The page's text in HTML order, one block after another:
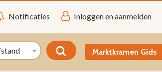
Notificaties Inloggen en aanmelden
Marktkramen Gids